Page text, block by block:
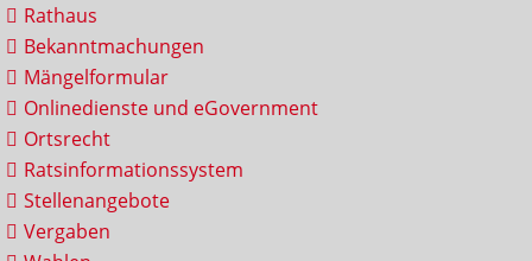
Rathaus
Bekanntmachungen
Mängelformular
Onlinedienste und eGovernment
Ortsrecht
Ratsinformationssystem
Stellenangebote
Vergaben